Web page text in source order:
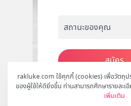
rakluke.com ใช้คุกกี้ (cookies) เพื่อวัตถุ
ของผู้ใช้ให้ดียิ่งขึ้น ท่านสามารถศึกษารายละเ
เพิ่มเติม
สมัคร